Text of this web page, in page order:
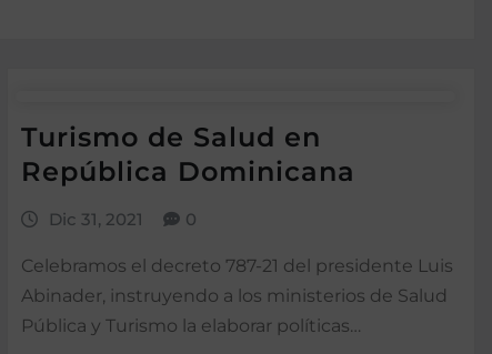
Turismo de Salud en
República Dominicana
Dic 31, 2021 0
Celebramos el decreto 787-21 del presidente Luis
Abinader, instruyendo a los ministerios de Salud
Pública y Turismo la elaborar políticas…